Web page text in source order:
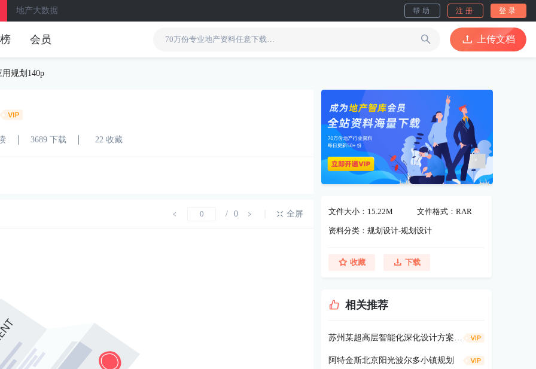
地产大数据 帮助 注册 登录
会员 上传文档
规划140p
3689 下载 22 收藏
/ 0 全屏 文件大小：15.22M 文件格式：RAR
资料分类：规划设计-规划设计
收藏 下载
相关推荐
苏州某超高层智能化深化设计方案134P
阿特金斯北京阳光波尔多小镇规划